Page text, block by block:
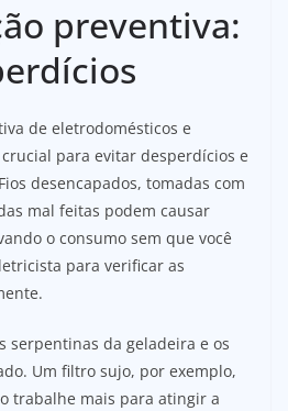
preventiva:
de eletrodomésticos e
para evitar desperdícios e
desencapados, tomadas com
mal feitas podem causar
o consumo sem que você
para verificar as
serpentinas da geladeira e os
Um filtro sujo, por exemplo,
trabalhe mais para atingir a